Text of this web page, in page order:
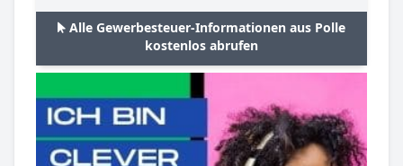
Alle Gewerbesteuer-Informationen aus Polle
kostenlos abrufen